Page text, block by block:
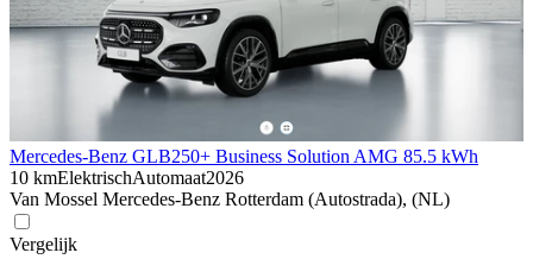
Mercedes-Benz GLB250+ Business Solution AMG 85.5 kWh
10 kmElektrischAutomaat2026
Van Mossel Mercedes-Benz Rotterdam (Autostrada), (NL)
Vergelijk